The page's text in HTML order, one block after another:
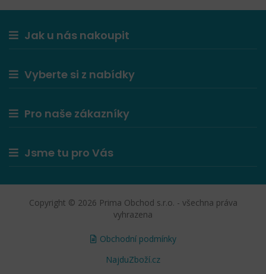
Jak u nás nakoupit
Vyberte si z nabídky
Pro naše zákazníky
Jsme tu pro Vás
Copyright © 2026 Prima Obchod s.r.o. - všechna práva
vyhrazena
Obchodní podmínky
NajduZboží.cz